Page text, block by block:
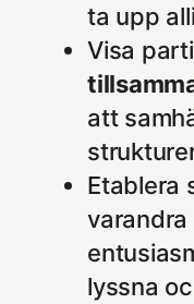
ta upp
Visa
att
Etablera
lyssna